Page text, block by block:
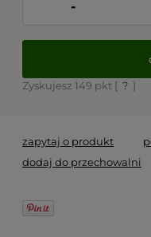
-
Zyskujesz 149 pkt [ ? ]
zapytaj o produkt
dodaj do przechowalni